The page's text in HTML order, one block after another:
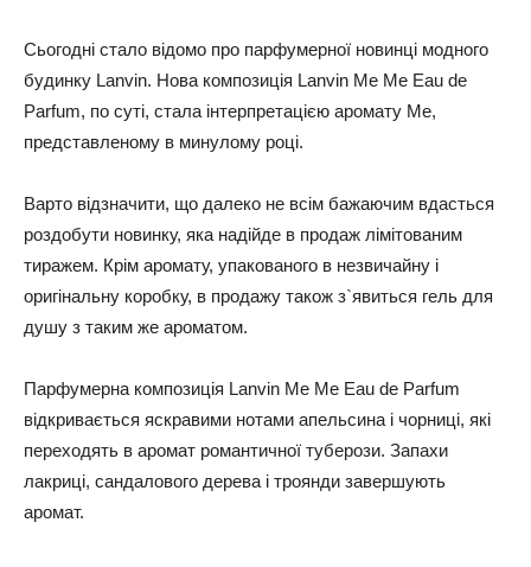
Сьогодні стало відомо про парфумерної новинці модного
будинку Lanvin. Нова композиція Lanvin Me Me Eau de
Parfum, по суті, стала інтерпретацією аромату Me,
представленому в минулому році.
Варто відзначити, що далеко не всім бажаючим вдасться
роздобути новинку, яка надійде в продаж лімітованим
тиражем. Крім аромату, упакованого в незвичайну і
оригінальну коробку, в продажу також з`явиться гель для
душу з таким же ароматом.
Парфумерна композиція Lanvin Me Me Eau de Parfum
відкривається яскравими нотами апельсина і чорниці, які
переходять в аромат романтичної туберози. Запахи
лакриці, сандалового дерева і троянди завершують
аромат.